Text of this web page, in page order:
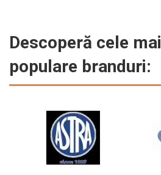
Descoperă cele mai
populare branduri: